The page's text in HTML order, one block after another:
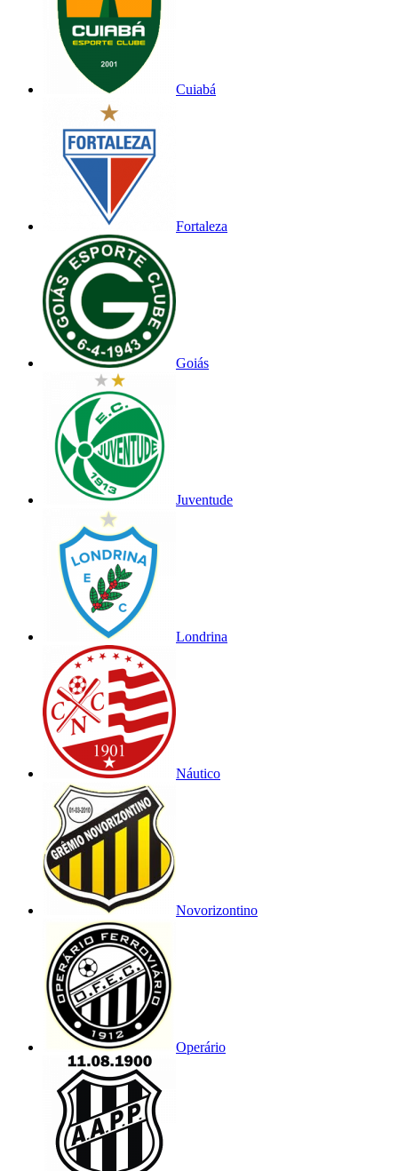
Cuiabá
Fortaleza
Goiás
Juventude
Londrina
Náutico
Novorizontino
Operário